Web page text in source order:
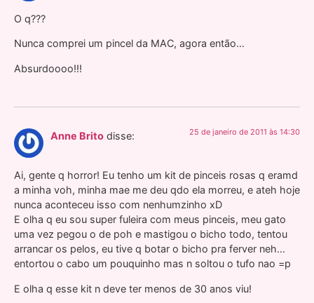
O q???
Nunca comprei um pincel da MAC, agora então…
Absurdoooo!!!
Anne Brito disse: 25 de janeiro de 2011 às 14:30
Ai, gente q horror! Eu tenho um kit de pinceis rosas q eramd
a minha voh, minha mae me deu qdo ela morreu, e ateh hoje
nunca aconteceu isso com nenhumzinho xD
E olha q eu sou super fuleira com meus pinceis, meu gato
uma vez pegou o de poh e mastigou o bicho todo, tentou
arrancar os pelos, eu tive q botar o bicho pra ferver neh…
entortou o cabo um pouquinho mas n soltou o tufo nao =p
E olha q esse kit n deve ter menos de 30 anos viu!